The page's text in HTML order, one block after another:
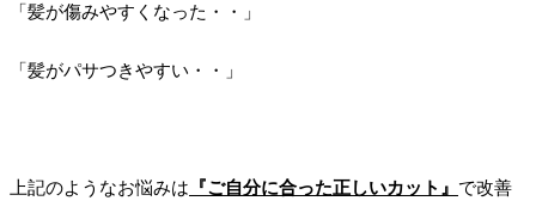
「髪が傷みやすくなった・・」
「髪がパサつきやすい・・」
上記のようなお悩みは 『ご自分に合った正しいカット』 で改善